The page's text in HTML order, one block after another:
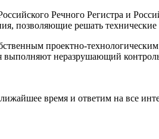
Речного Регистра и
позволяющие решать
проектно-
неразрушающий
время и ответим на все